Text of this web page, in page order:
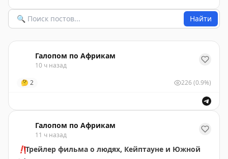
Найти
Галопом по Африкам
10 ч назад
🤔 2 226 (0.9%)
Галопом по Африкам
11 ч назад
❗️Трейлер фильма о людях, Кейптауне и Южной